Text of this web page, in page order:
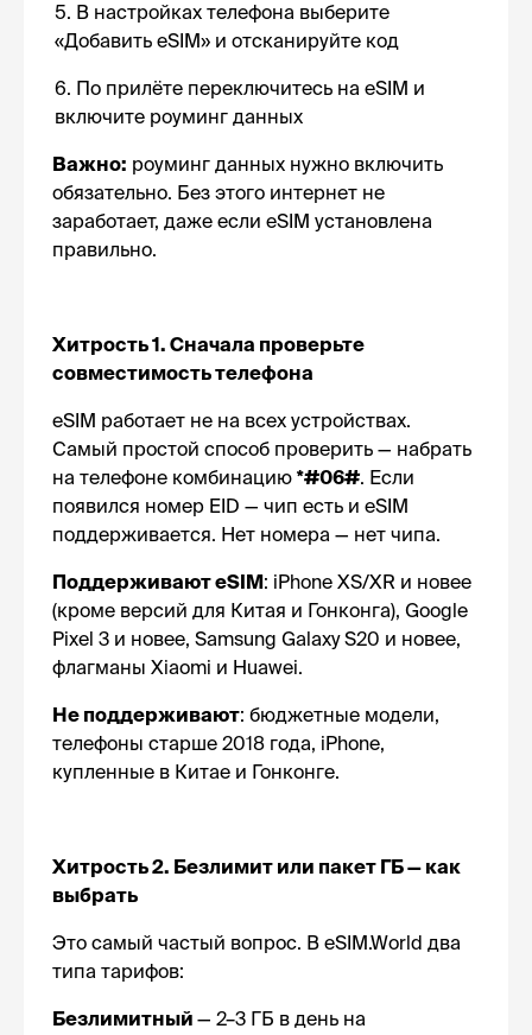
5. В настройках телефона выберите
«Добавить eSIM» и отсканируйте код
6. По прилёте переключитесь на eSIM и
включите роуминг данных
Важно: роуминг данных нужно включить
обязательно. Без этого интернет не
заработает, даже если eSIM установлена
правильно.
Хитрость 1. Сначала проверьте
совместимость телефона
eSIM работает не на всех устройствах.
Самый простой способ проверить — набрать
на телефоне комбинацию *#06#. Если
появился номер EID — чип есть и eSIM
поддерживается. Нет номера — нет чипа.
Поддерживают eSIM: iPhone XS/XR и новее
(кроме версий для Китая и Гонконга), Google
Pixel 3 и новее, Samsung Galaxy S20 и новее,
флагманы Xiaomi и Huawei.
Не поддерживают: бюджетные модели,
телефоны старше 2018 года, iPhone,
купленные в Китае и Гонконге.
Хитрость 2. Безлимит или пакет ГБ — как
выбрать
Это самый частый вопрос. В eSIM.World два
типа тарифов:
Безлимитный — 2–3 ГБ в день на